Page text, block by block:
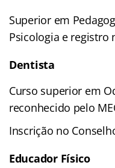
Superior em
Psicologia e registro
Dentista
Curso superior em
reconhecido pelo
Inscrição no
Educador Físico